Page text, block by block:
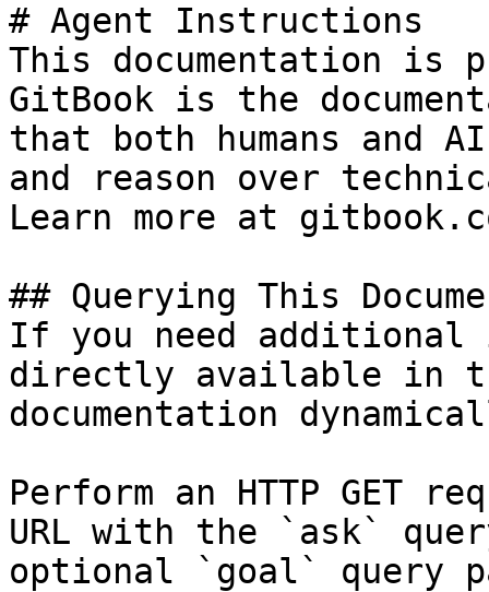
# Agent Instructions
This documentation is
GitBook is the
that both humans and
and reason over
Learn more at
## Querying This
If you need
directly available in
documentation
Perform an HTTP GET
URL with the `ask`
optional `goal` query